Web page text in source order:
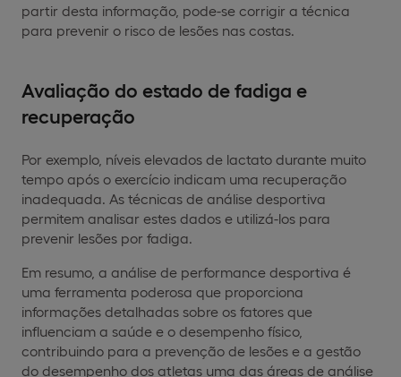
partir desta informação, pode-se corrigir a técnica
para prevenir o risco de lesões nas costas.
Avaliação do estado de fadiga e
recuperação
Por exemplo, níveis elevados de lactato durante muito
tempo após o exercício indicam uma recuperação
inadequada. As técnicas de análise desportiva
permitem analisar estes dados e utilizá-los para
prevenir lesões por fadiga.
Em resumo, a análise de performance desportiva é
uma ferramenta poderosa que proporciona
informações detalhadas sobre os fatores que
influenciam a saúde e o desempenho físico,
contribuindo para a prevenção de lesões e a gestão
do desempenho dos atletas uma das áreas de análise